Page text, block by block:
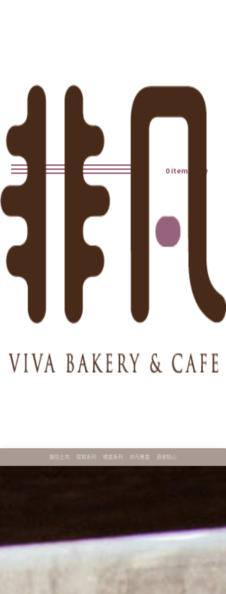
0 items
麵包土司 蛋糕系列 禮盒系列 非凡餐盒 酒會點心